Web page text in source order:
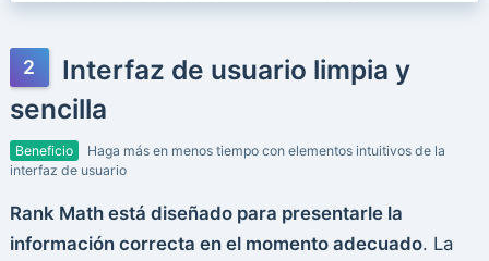
Interfaz de usuario limpia y
sencilla
Beneficio
Haga más en menos tiempo con elementos intuitivos de la
interfaz de usuario
Rank Math está diseñado para presentarle la
información correcta en el momento adecuado. La